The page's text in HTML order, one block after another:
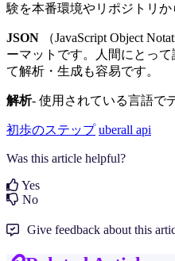
験を本番環境やリポジトリ
JSON （JavaScript Object
ーマットです。人間にとっ
て解析・生成も容易です。
解析- 使用されている言語で
初歩のステップ uberall api
Was this article helpful?
Yes
No
Give feedback about this